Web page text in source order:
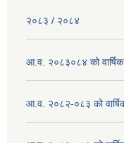
२०८३ / २०८४
आ.व. २०८३०८४ को
आ.व. २०८२-०८३ को